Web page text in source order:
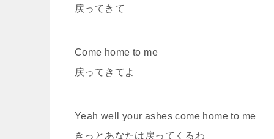
戻ってきて
Come home to me
戻ってきてよ
Yeah well your ashes come home to me
きっとあなたは戻ってくるわ